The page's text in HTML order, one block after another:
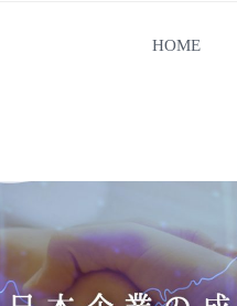
HOME